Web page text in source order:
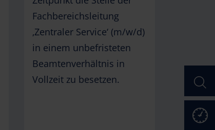
Fachbereichsleitung
‚Zentraler Service‘ (m/w/d)
in einem unbefristeten
Beamtenverhältnis in
Vollzeit zu besetzen.